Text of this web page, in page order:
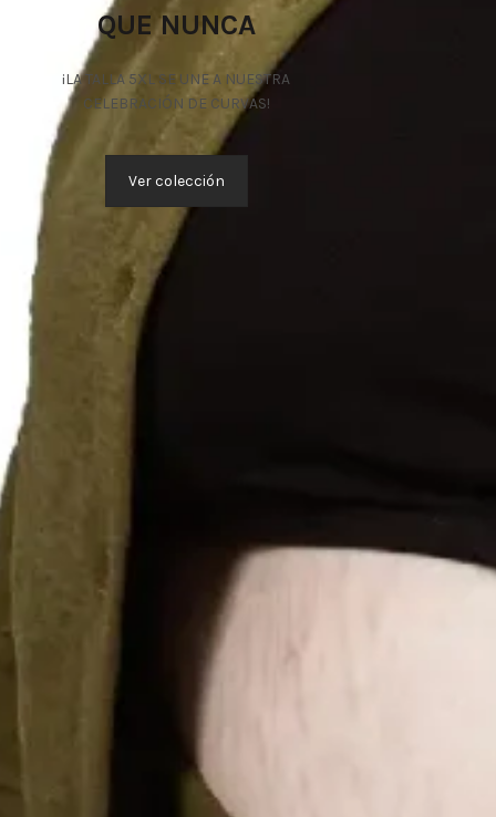
QUE NUNCA
¡LA TALLA 5XL SE UNE A NUESTRA
CELEBRACIÓN DE CURVAS!
Ver colección